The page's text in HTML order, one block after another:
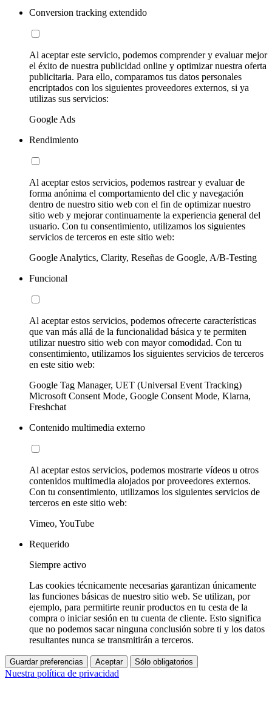
Conversion tracking extendido
Al aceptar este servicio, podemos comprender y evaluar mejor
el éxito de nuestra publicidad online y optimizar nuestra oferta
publicitaria. Para ello, comparamos tus datos personales
encriptados con los siguientes proveedores externos, si ya
utilizas sus servicios:
Google Ads
Rendimiento
Al aceptar estos servicios, podemos rastrear y evaluar de
forma anónima el comportamiento del clic y navegación
dentro de nuestro sitio web con el fin de optimizar nuestro
sitio web y mejorar continuamente la experiencia general del
usuario. Con tu consentimiento, utilizamos los siguientes
servicios de terceros en este sitio web:
Google Analytics, Clarity, Reseñas de Google, A/B-Testing
Funcional
Al aceptar estos servicios, podemos ofrecerte características
que van más allá de la funcionalidad básica y te permiten
utilizar nuestro sitio web con mayor comodidad. Con tu
consentimiento, utilizamos los siguientes servicios de terceros
en este sitio web:
Google Tag Manager, UET (Universal Event Tracking)
Microsoft Consent Mode, Google Consent Mode, Klarna,
Freshchat
Contenido multimedia externo
Al aceptar estos servicios, podemos mostrarte vídeos u otros
contenidos multimedia alojados por proveedores externos.
Con tu consentimiento, utilizamos los siguientes servicios de
terceros en este sitio web:
Vimeo, YouTube
Requerido
Siempre activo
Las cookies técnicamente necesarias garantizan únicamente
las funciones básicas de nuestro sitio web. Se utilizan, por
ejemplo, para permitirte reunir productos en tu cesta de la
compra o iniciar sesión en tu cuenta de cliente. Esto significa
que no podemos sacar ninguna conclusión sobre ti y los datos
resultantes nunca se transmitirán a terceros.
Guardar preferencias Aceptar Sólo obligatorios
Nuestra política de privacidad